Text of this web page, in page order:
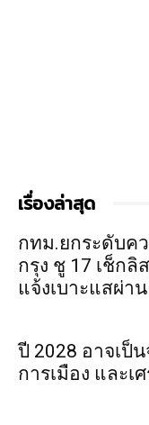
เรื่องล่าสุด
กทม.ยกระดับค
กรุง ชู 17 เช็กลิ
แจ้งเบาะแสผ่า
ปี 2028 อาจเป็
การเมือง และเ